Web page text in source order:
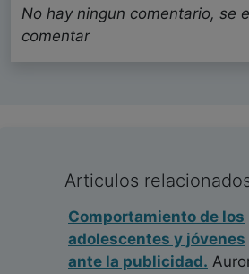
No hay ningun comentario, se
comentar
Articulos
Comportamiento de los
adolescentes y jóvenes
ante la publicidad.